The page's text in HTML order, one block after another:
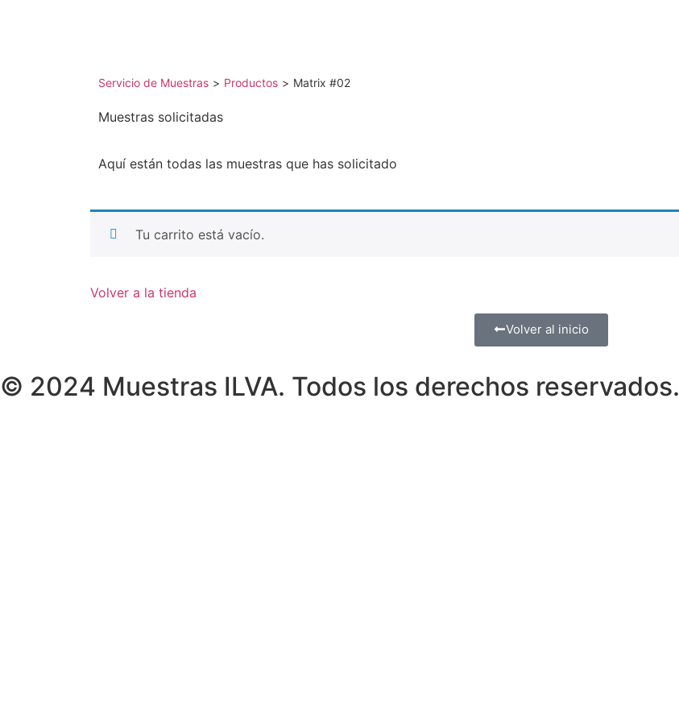
Servicio de Muestras > Productos > Matrix #02
Muestras solicitadas
Aquí están todas las muestras que has solicitado
Tu carrito está vacío.
Volver a la tienda
Volver al inicio
© 2024 Muestras ILVA. Todos los derechos reservados.